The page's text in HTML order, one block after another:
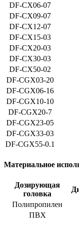
DF-CX06-07
DF-CX09-07
DF-CX12-07
DF-CX15-03
DF-CX20-03
DF-CX30-03
DF-CX50-02
DF-CGX03-20
DF-CGX06-16
DF-CGX10-10
DF-CGX20-7
DF-CGX23-05
DF-CGX33-03
DF-CGX55-0.1
Материальное
Дозирующая
головка
Полипропилен
ПВХ